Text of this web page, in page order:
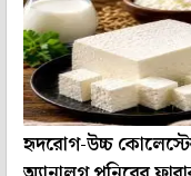
হৃদরোগ-উচ্চ